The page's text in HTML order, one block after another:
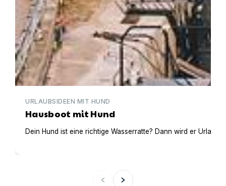
URLAUBSIDEEN MIT HUND
Hausboot mit Hund
Dein Hund ist eine richtige Wasserratte? Dann wird er